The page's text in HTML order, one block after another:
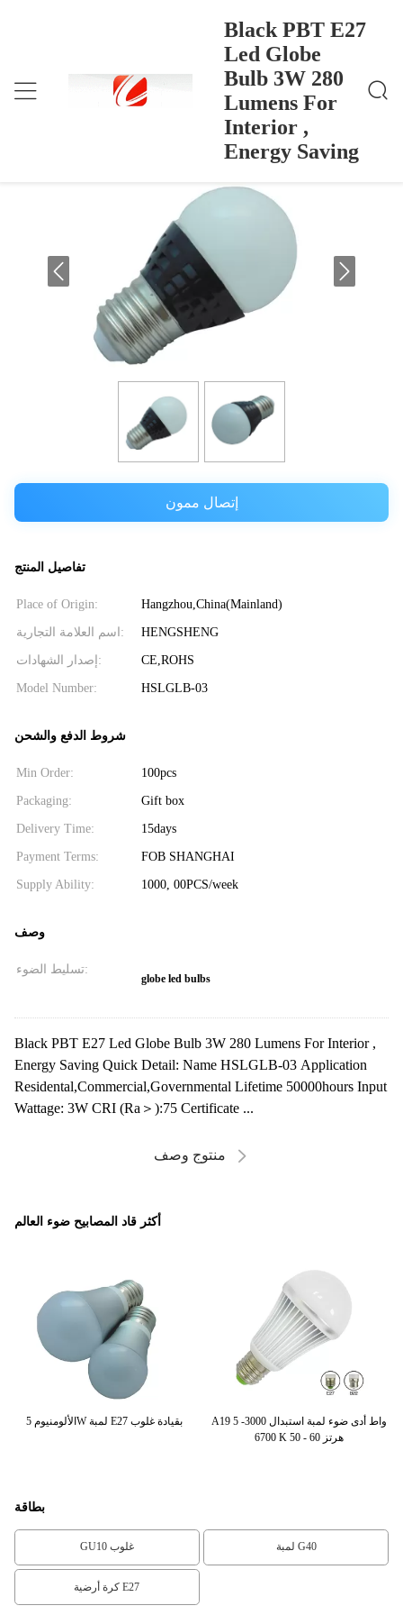
Black PBT E27
Led Globe
Bulb 3W 280
Lumens For
Interior ,
Energy Saving
منزل
Black PBT E27 Led Globe Bulb 3W 280 Lumens For
Interior , Energy Saving
Black PBT E27 Led Globe Bulb 3W 280
Lumens For Interior , Energy Saving
إتصال ممون
تفاصيل المنتج
Place of Origin: Hangzhou,China(Mainland)
اسم العلامة التجارية: HENGSHENG
إصدار الشهادات: CE,ROHS
Model Number: HSLGLB-03
شروط الدفع والشحن
Min Order: 100pcs
Packaging: Gift box
Delivery Time: 15days
Payment Terms: FOB SHANGHAI
Supply Ability: 1000, 00PCS/week
وصف
تسليط الضوء:
globe led bulbs
Black PBT E27 Led Globe Bulb 3W 280 Lumens For Interior ,
Energy Saving Quick Detail: Name HSLGLB-03 Application
Residental,Commercial,Governmental Lifetime 50000hours Input
Wattage: 3W CRI (Ra＞):75 Certificate ...
منتوج وصف
أكثر قاد المصابيح ضوء العالم
الألومنيوم 5W لمبة E27 بقيادة غلوب
A19 5 واط أدى ضوء لمبة استبدال 3000-
6700 K 50 - 60 هرتز
بطاقة
GU10 غلوب لمبة G40
كرة أرضية E27